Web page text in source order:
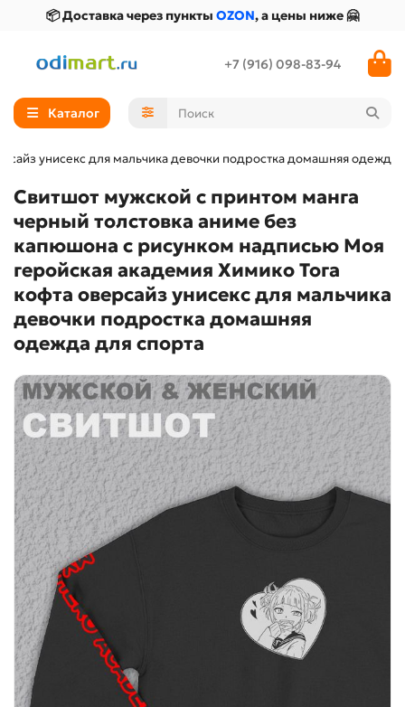
📦 Доставка через пункты OZON, а цены ниже 🤗
+7 (916) 098-83-94
Каталог
унисекс для мальчика девочки подростка домашняя одежда
Свитшот мужской с принтом манга
черный толстовка аниме без
капюшона с рисунком надписью Моя
геройская академия Химико Тога
кофта оверсайз унисекс для мальчика
девочки подростка домашняя
одежда для спорта